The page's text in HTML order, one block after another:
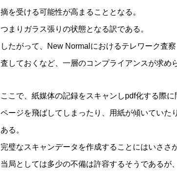
摘を受ける可能性が高まることとなる。
つまりガラス張りの状態となる訳である。
したがって、New Normalにおけるテレワーク査
査しておくなど、一層のコンプライアンスが求め
ここで、紙媒体の記録をスキャンしpdf化する際に
ページを飛ばしてしまったり、用紙が傾いていた
ある。
完璧なスキャンデータを作成することにはいささ
当局としては多少の不備は許容するそうであるが